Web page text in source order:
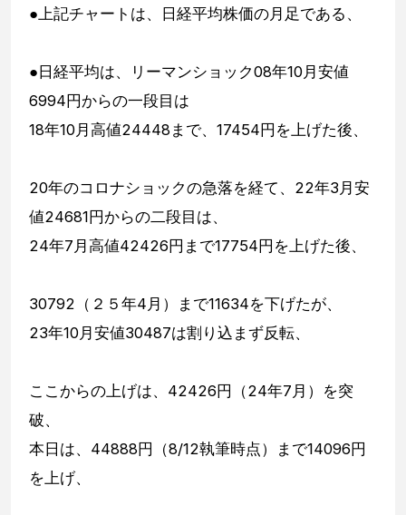
●上記チャートは、日経平均株価の月足である、
●日経平均は、リーマンショック08年10月安値
6994円からの一段目は
18年10月高値24448まで、17454円を上げた後、
20年のコロナショックの急落を経て、22年3月安
値24681円からの二段目は、
24年7月高値42426円まで17754円を上げた後、
30792（２５年4月）まで11634を下げたが、
23年10月安値30487は割り込まず反転、
ここからの上げは、42426円（24年7月）を突
破、
本日は、44888円（8/12執筆時点）まで14096円
を上げ、